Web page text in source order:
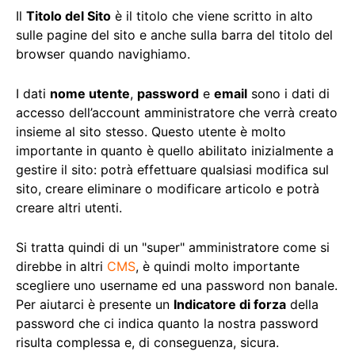
Il Titolo del Sito è il titolo che viene scritto in alto
sulle pagine del sito e anche sulla barra del titolo del
browser quando navighiamo.
I dati nome utente, password e email sono i dati di
accesso dell’account amministratore che verrà creato
insieme al sito stesso. Questo utente è molto
importante in quanto è quello abilitato inizialmente a
gestire il sito: potrà effettuare qualsiasi modifica sul
sito, creare eliminare o modificare articolo e potrà
creare altri utenti.
Si tratta quindi di un "super" amministratore come si
direbbe in altri CMS, è quindi molto importante
scegliere uno username ed una password non banale.
Per aiutarci è presente un Indicatore di forza della
password che ci indica quanto la nostra password
risulta complessa e, di conseguenza, sicura.